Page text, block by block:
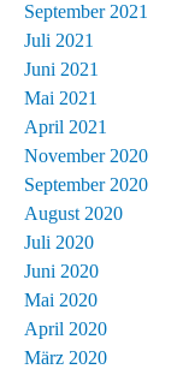
September 2021
Juli 2021
Juni 2021
Mai 2021
April 2021
November 2020
September 2020
August 2020
Juli 2020
Juni 2020
Mai 2020
April 2020
März 2020